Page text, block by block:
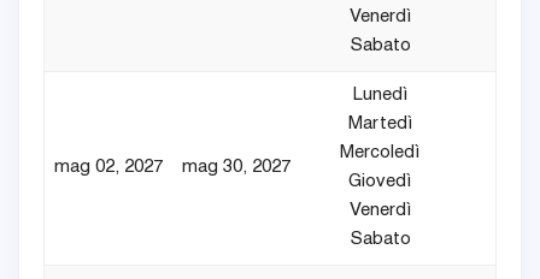
Venerdì
Sabato
mag 02, 2027 mag 30, 2027
Lunedì
Martedì
Mercoledì
Giovedì
Venerdì
Sabato